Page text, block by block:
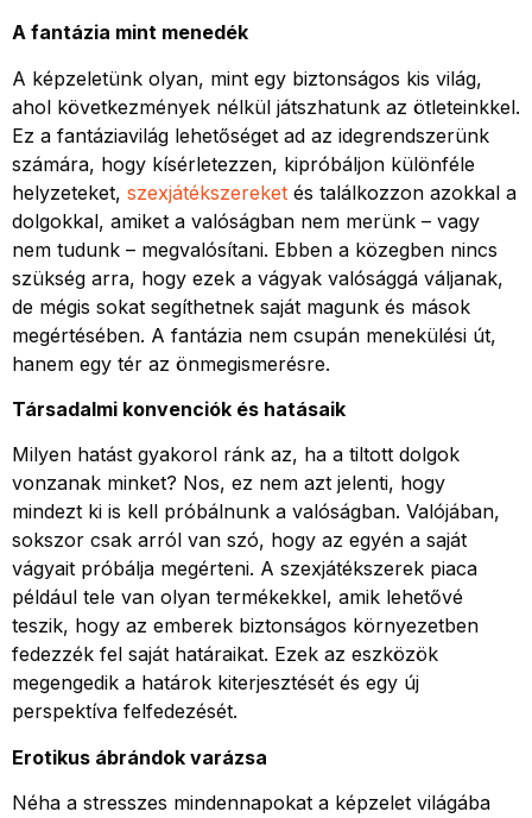
A fantázia mint menedék
A képzeletünk olyan, mint egy biztonságos kis világ,
ahol következmények nélkül játszhatunk az ötleteinkkel.
Ez a fantáziavilág lehetőséget ad az idegrendszerünk
számára, hogy kísérletezzen, kipróbáljon különféle
helyzeteket, szexjátékszereket és találkozzon azokkal a
dolgokkal, amiket a valóságban nem merünk – vagy
nem tudunk – megvalósítani. Ebben a közegben nincs
szükség arra, hogy ezek a vágyak valósággá váljanak,
de mégis sokat segíthetnek saját magunk és mások
megértésében. A fantázia nem csupán menekülési út,
hanem egy tér az önmegismerésre.
Társadalmi konvenciók és hatásaik
Milyen hatást gyakorol ránk az, ha a tiltott dolgok
vonzanak minket? Nos, ez nem azt jelenti, hogy
mindezt ki is kell próbálnunk a valóságban. Valójában,
sokszor csak arról van szó, hogy az egyén a saját
vágyait próbálja megérteni. A szexjátékszerek piaca
például tele van olyan termékekkel, amik lehetővé
teszik, hogy az emberek biztonságos környezetben
fedezzék fel saját határaikat. Ezek az eszközök
megengedik a határok kiterjesztését és egy új
perspektíva felfedezését.
Erotikus ábrándok varázsa
Néha a stresszes mindennapokat a képzelet világába